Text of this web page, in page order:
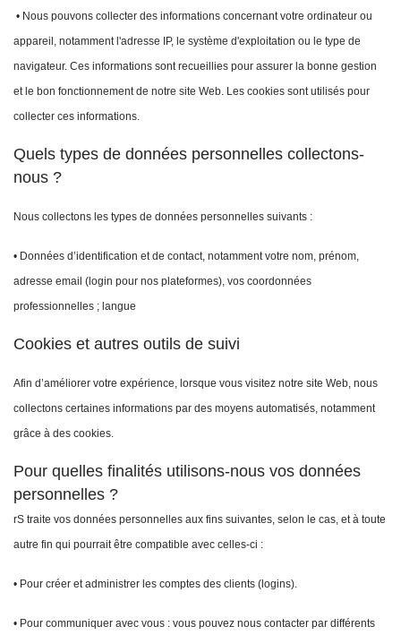
• Nous pouvons collecter des informations concernant votre ordinateur ou
appareil, notamment l'adresse IP, le système d'exploitation ou le type de
navigateur. Ces informations sont recueillies pour assurer la bonne gestion
et le bon fonctionnement de notre site Web. Les cookies sont utilisés pour
collecter ces informations.
Quels types de données personnelles collectons-
nous ?
Nous collectons les types de données personnelles suivants :
• Données d’identification et de contact, notamment votre nom, prénom,
adresse email (login pour nos plateformes), vos coordonnées
professionnelles ; langue
Cookies et autres outils de suivi
Afin d’améliorer votre expérience, lorsque vous visitez notre site Web, nous
collectons certaines informations par des moyens automatisés, notamment
grâce à des cookies.
Pour quelles finalités utilisons-nous vos données
personnelles ?
rS traite vos données personnelles aux fins suivantes, selon le cas, et à toute
autre fin qui pourrait être compatible avec celles-ci :
• Pour créer et administrer les comptes des clients (logins).
• Pour communiquer avec vous : vous pouvez nous contacter par différents